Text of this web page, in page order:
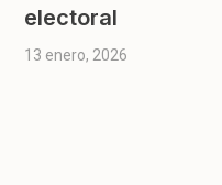
electoral
13 enero, 2026